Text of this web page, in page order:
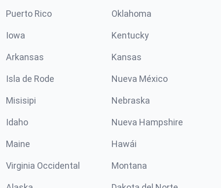
Puerto Rico Oklahoma
Iowa Kentucky
Arkansas Kansas
Isla de Rode Nueva México
Misisipi Nebraska
Idaho Nueva Hampshire
Maine Hawái
Virginia Occidental Montana